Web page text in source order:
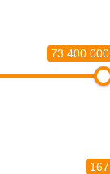
73 400 000
167